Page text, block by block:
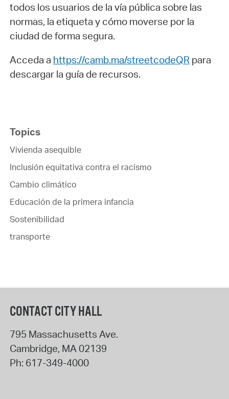
todos los usuarios de la vía pública sobre las
normas, la etiqueta y cómo moverse por la
ciudad de forma segura.
Acceda a https://camb.ma/streetcodeQRpara
descargar la guía de recursos.
Topics
Vivienda asequible
Inclusión equitativa contra el racismo
Cambio climático
Educación de la primera infancia
Sostenibilidad
transporte
CONTACT CITY HALL
795 Massachusetts Ave.
Cambridge, MA 02139
Ph: 617-349-4000